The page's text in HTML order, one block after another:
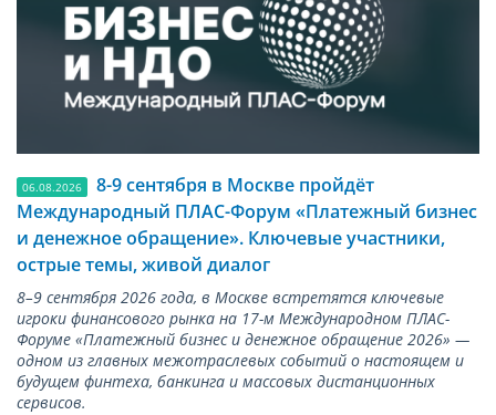
06.08.2026
8-9 сентября в Москве пройдёт
Международный ПЛАС-Форум «Платежный бизнес
и денежное обращение». Ключевые участники,
острые темы, живой диалог
8–9 сентября 2026 года, в Москве встретятся ключевые
игроки финансового рынка на 17-м Международном ПЛАС-
Форуме «Платежный бизнес и денежное обращение 2026» —
одном из главных межотраслевых событий о настоящем и
будущем финтеха, банкинга и массовых дистанционных
сервисов.